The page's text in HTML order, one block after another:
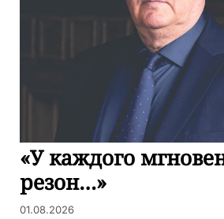
«У каждого
резон…»
01.08.2026